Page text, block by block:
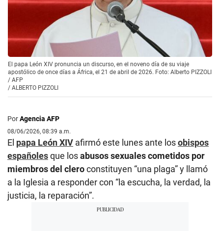
El papa León XIV pronuncia un discurso, en el noveno día de su viaje
apostólico de once días a África, el 21 de abril de 2026. Foto: Alberto PIZZOLI
/ AFP
/ ALBERTO PIZZOLI
PorAgencia AFP
08/06/2026, 08:39 a.m.
El papa León XIV afirmó este lunes ante losobispos
españolesque losabusos sexuales cometidos por
miembros del cleroconstituyen “una plaga” y llamó
a la Iglesia a responder con “la escucha, la verdad, la
justicia, la reparación”.